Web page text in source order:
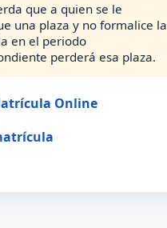
que a quien se le
una plaza y no formalice la
en el periodo
perderá esa plaza.
Online